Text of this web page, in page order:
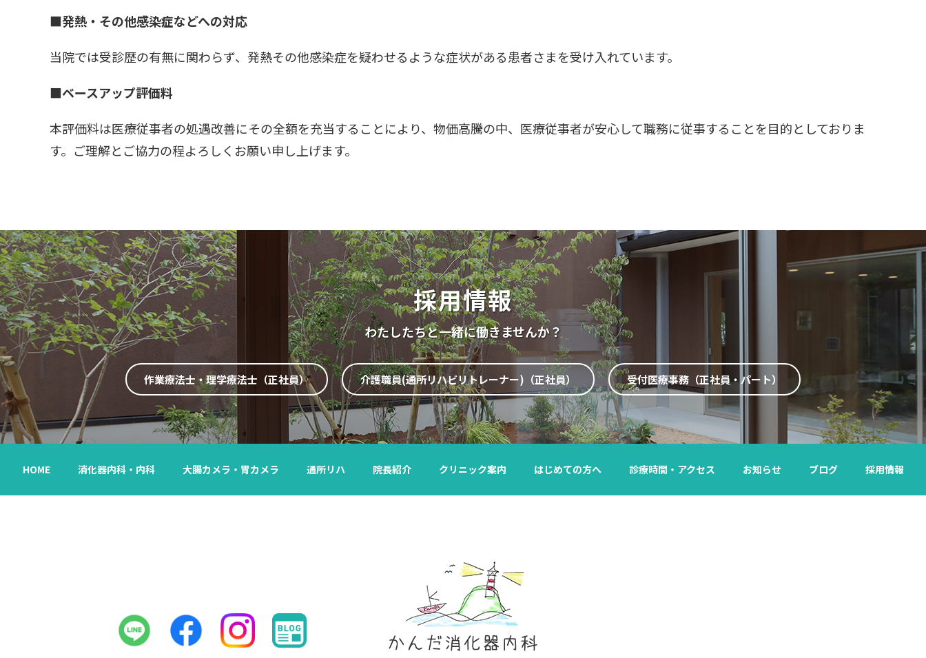
■発熱・その他感染症などへの対応
当院では受診歴の有無に関わらず、発熱その他感染症を疑わせるような症状がある患者さまを受け入れています。
■ベースアップ評価料
本評価料は医療従事者の処遇改善にその全額を充当することにより、物価高騰の中、医療従事者が安心して職務に従事することを目的としておりま
す。ご理解とご協力の程よろしくお願い申し上げます。
採用情報
わたしたちと一緒に働きませんか？
作業療法士・理学療法士（正社員） 介護職員(通所リハビリトレーナー)（正社員） 受付医療事務（正社員・パート）
HOME 消化器内科・内科 大腸カメラ・胃カメラ 通所リハ 院長紹介 クリニック案内 はじめての方へ 診療時間・アクセス お知らせ ブログ 採用情報